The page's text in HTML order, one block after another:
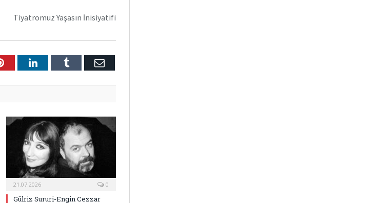
Tiyatromuz Yaşasın İnisiyatifi
PinterestLinkedInTumblr E-
21.07.2026 0
Gülriz Sururi-Engin Cezzar